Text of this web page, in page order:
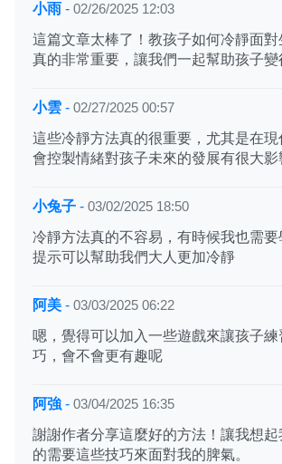
小雨 - 02/26/2025 12:03
這篇文章太棒了！教孩子如何冷靜面對
真的非常重要，讓我們一起幫助孩子
小雲 - 02/27/2025 00:57
這些冷靜方法真的很重要，尤其是在
會控製情緒對孩子未來的發展有很大影
小兔子 - 03/02/2025 18:50
冷靜方法真的不容易，有時候我也需
提示可以幫助我們大人更加冷靜
阿美 - 03/03/2025 06:22
嗯，覺得可以加入一些遊戲來讓孩子
巧，會不會更有趣呢
阿強 - 03/04/2025 16:35
謝謝作者分享這麼好的方法！讓我想
的需要這些技巧來面對我的脾氣。